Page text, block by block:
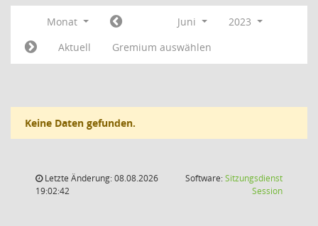
Monat Juni
2023
Aktuell
Gremium auswählen
Keine Daten gefunden.
Letzte Änderung: 08.08.2026
19:02:42
Software:Sitzungsdienst
Session(Wird in